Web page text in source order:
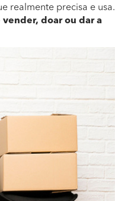
realmente precisa e usa.
doar ou dar a